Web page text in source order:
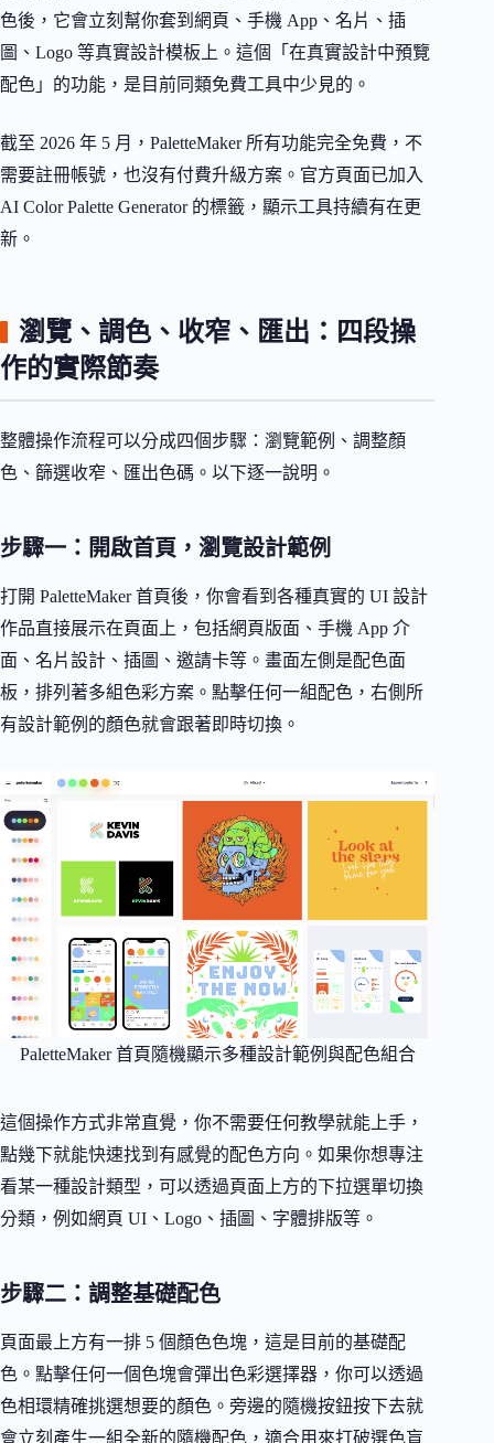
色後，它會立刻幫你套到網頁、手機 App、名片、插
圖、Logo 等真實設計模板上。這個「在真實設計中預覽
配色」的功能，是目前同類免費工具中少見的。
截至 2026 年 5 月，PaletteMaker 所有功能完全免費，不
需要註冊帳號，也沒有付費升級方案。官方頁面已加入
AI Color Palette Generator 的標籤，顯示工具持續有在更
新。
瀏覽、調色、收窄、匯出：四段操
作的實際節奏
整體操作流程可以分成四個步驟：瀏覽範例、調整顏
色、篩選收窄、匯出色碼。以下逐一說明。
步驟一：開啟首頁，瀏覽設計範例
打開 PaletteMaker 首頁後，你會看到各種真實的 UI 設計
作品直接展示在頁面上，包括網頁版面、手機 App 介
面、名片設計、插圖、邀請卡等。畫面左側是配色面
板，排列著多組色彩方案。點擊任何一組配色，右側所
有設計範例的顏色就會跟著即時切換。
PaletteMaker 首頁隨機顯示多種設計範例與配色組合
這個操作方式非常直覺，你不需要任何教學就能上手，
點幾下就能快速找到有感覺的配色方向。如果你想專注
看某一種設計類型，可以透過頁面上方的下拉選單切換
分類，例如網頁 UI、Logo、插圖、字體排版等。
步驟二：調整基礎配色
頁面最上方有一排 5 個顏色色塊，這是目前的基礎配
色。點擊任何一個色塊會彈出色彩選擇器，你可以透過
色相環精確挑選想要的顏色。旁邊的隨機按鈕按下去就
會立刻產生一組全新的隨機配色，適合用來打破選色盲